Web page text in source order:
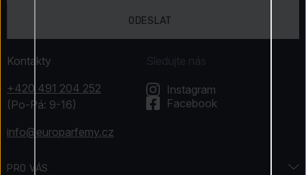
ODESLAT
Kontakty
+420 491 204 252
(Po-Pá: 9-16)
info@europarfemy.cz
PRO VÁS
Sledujte nás
Instagram
Facebook